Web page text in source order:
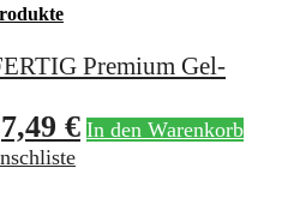
Premium Gel-
7,49 € In den Warenkorb